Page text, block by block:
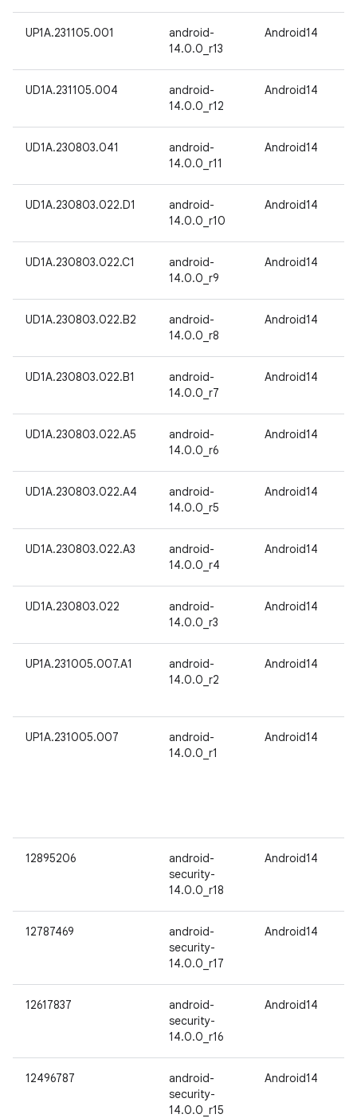
UP1A.231105.001
android-
14.0.0_r13
Android14
UD1A.231105.004
android-
14.0.0_r12
Android14
UD1A.230803.041
android-
14.0.0_r11
Android14
UD1A.230803.022.D1
android-
14.0.0_r10
Android14
UD1A.230803.022.C1
android-
14.0.0_r9
Android14
UD1A.230803.022.B2
android-
14.0.0_r8
Android14
UD1A.230803.022.B1
android-
14.0.0_r7
Android14
UD1A.230803.022.A5
android-
14.0.0_r6
Android14
UD1A.230803.022.A4
android-
14.0.0_r5
Android14
UD1A.230803.022.A3
android-
14.0.0_r4
Android14
UD1A.230803.022
android-
14.0.0_r3
Android14
UP1A.231005.007.A1
android-
14.0.0_r2
Android14
UP1A.231005.007
android-
14.0.0_r1
Android14
12895206
android-
security-
14.0.0_r18
Android14
12787469
android-
security-
14.0.0_r17
Android14
12617837
android-
security-
14.0.0_r16
Android14
12496787
android-
security-
14.0.0_r15
Android14